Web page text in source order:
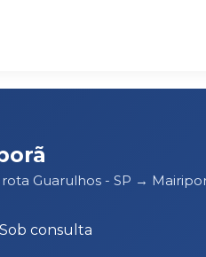
Guarulhos - SP →
consulta